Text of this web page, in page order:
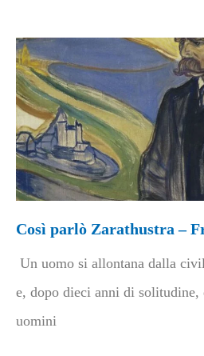
Così parlò Zarathustra –
Un uomo si allontana dalla
e, dopo dieci anni di
uomini